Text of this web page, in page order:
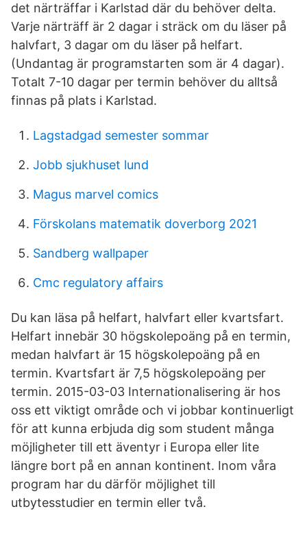
det närträffar i Karlstad där du behöver delta.
Varje närträff är 2 dagar i sträck om du läser på
halvfart, 3 dagar om du läser på helfart.
(Undantag är programstarten som är 4 dagar).
Totalt 7-10 dagar per termin behöver du alltså
finnas på plats i Karlstad.
Lagstadgad semester sommar
Jobb sjukhuset lund
Magus marvel comics
Förskolans matematik doverborg 2021
Sandberg wallpaper
Cmc regulatory affairs
Du kan läsa på helfart, halvfart eller kvartsfart.
Helfart innebär 30 högskolepoäng på en termin,
medan halvfart är 15 högskolepoäng på en
termin. Kvartsfart är 7,5 högskolepoäng per
termin. 2015-03-03 Internationalisering är hos
oss ett viktigt område och vi jobbar kontinuerligt
för att kunna erbjuda dig som student många
möjligheter till ett äventyr i Europa eller lite
längre bort på en annan kontinent. Inom våra
program har du därför möjlighet till
utbytesstudier en termin eller två.